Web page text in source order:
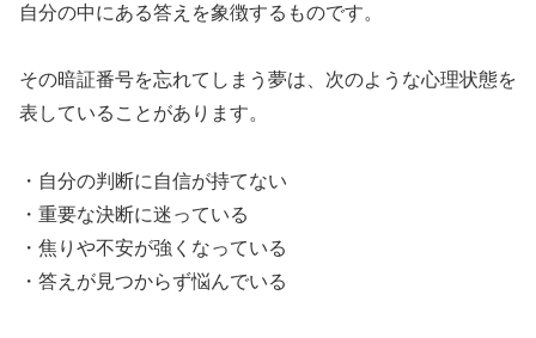
自分の中にある答えを象徴するものです。
その暗証番号を忘れてしまう夢は、次のような心理状態を
表していることがあります。
・自分の判断に自信が持てない
・重要な決断に迷っている
・焦りや不安が強くなっている
・答えが見つからず悩んでいる